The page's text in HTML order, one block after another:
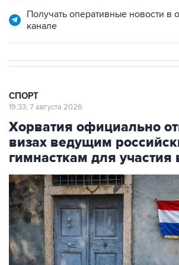
Получать оперативные новости в
канале
СПОРТ
19:33, 7 августа 2026
Хорватия официально
визах ведущим
гимнасткам для участия